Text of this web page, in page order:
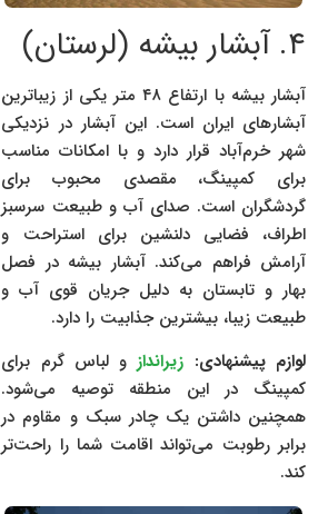
۴. آبشار بیشه (لرستان)
آبشار بیشه با ارتفاع ۴۸ متر یکی از زیباترین
آبشارهای ایران است. این آبشار در نزدیکی
شهر خرم‌آباد قرار دارد و با امکانات مناسب
برای کمپینگ، مقصدی محبوب برای
گردشگران است. صدای آب و طبیعت سرسبز
اطراف، فضایی دلنشین برای استراحت و
آرامش فراهم می‌کند. آبشار بیشه در فصل
بهار و تابستان به دلیل جریان قوی آب و
طبیعت زیبا، بیشترین جذابیت را دارد.
لوازم پیشنهادی: زیراندازو لباس گرم برای
کمپینگ در این منطقه توصیه می‌شود.
همچنین داشتن یک چادر سبک و مقاوم در
برابر رطوبت می‌تواند اقامت شما را راحت‌تر
کند.